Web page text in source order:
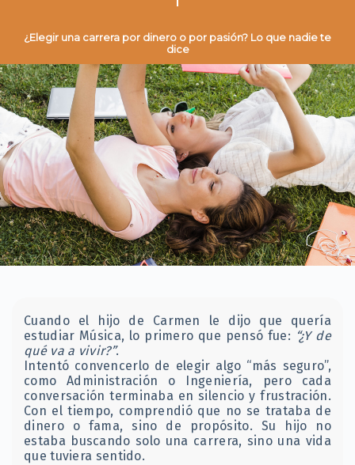
¿Elegir una carrera por dinero o por pasión? Lo que nadie te
dice
Cuando el hijo de Carmen le dijo que quería
estudiar Música, lo primero que pensó fue: “¿Y de
qué va a vivir?”.
Intentó convencerlo de elegir algo “más seguro”,
como Administración o Ingeniería, pero cada
conversación terminaba en silencio y frustración.
Con el tiempo, comprendió que no se trataba de
dinero o fama, sino de propósito. Su hijo no
estaba buscando solo una carrera, sino una vida
que tuviera sentido.